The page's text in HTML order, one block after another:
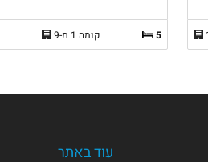
5 קומה 1 מ-9
עוד באתר